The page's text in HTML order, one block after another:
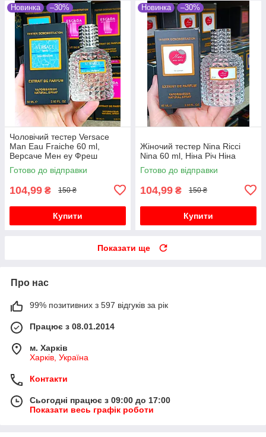
Новинка –30%
Чоловічий тестер Versace
Man Eau Fraiche 60 ml,
Версаче Мен еу Фреш
Готово до відправки
104,99 ₴ 150 ₴
Купити
Новинка –30%
Жіночий тестер Nina Ricci
Nina 60 ml, Ніна Річ Ніна
Готово до відправки
104,99 ₴ 150 ₴
Купити
Показати ще
Про нас
99% позитивних з 597 відгуків за рік
Працює з 08.01.2014
м. Харків
Харків, Україна
Контакти
Сьогодні працює з 09:00 до 17:00
Показати весь графік роботи